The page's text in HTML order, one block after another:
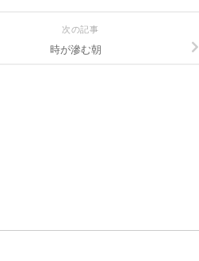
次の記事
時が滲む朝